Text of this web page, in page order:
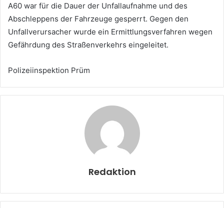
A60 war für die Dauer der Unfallaufnahme und des
Abschleppens der Fahrzeuge gesperrt. Gegen den
Unfallverursacher wurde ein Ermittlungsverfahren wegen
Gefährdung des Straßenverkehrs eingeleitet.
Polizeiinspektion Prüm
Redaktion